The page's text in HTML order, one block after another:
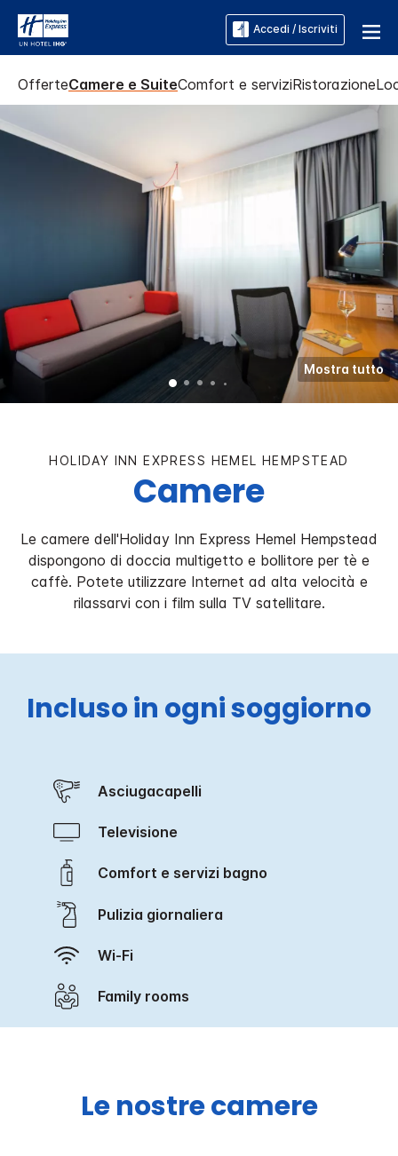
Accedi / Iscriviti
OfferteCamere e SuiteComfort e serviziRistorazione
Mostra tutto
HOLIDAY INN EXPRESS HEMEL HEMPSTEAD
Camere
Le camere dell'Holiday Inn Express Hemel Hempstead
dispongono di doccia multigetto e bollitore per tè e
caffè. Potete utilizzare Internet ad alta velocità e
rilassarvi con i film sulla TV satellitare.
Incluso in ogni soggiorno
Asciugacapelli
Televisione
Comfort e servizi bagno
Pulizia giornaliera
Wi-Fi
Family rooms
Le nostre camere